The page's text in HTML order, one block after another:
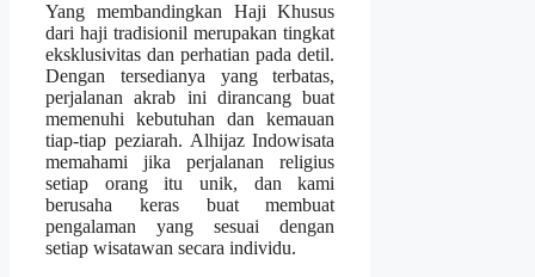
Yang membandingkan Haji Khusus
dari haji tradisionil merupakan tingkat
eksklusivitas dan perhatian pada detil.
Dengan tersedianya yang terbatas,
perjalanan akrab ini dirancang buat
memenuhi kebutuhan dan kemauan
tiap-tiap peziarah. Alhijaz Indowisata
memahami jika perjalanan religius
setiap orang itu unik, dan kami
berusaha keras buat membuat
pengalaman yang sesuai dengan
setiap wisatawan secara individu.